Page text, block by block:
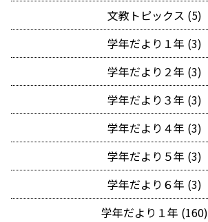
文教トピックス (5)
学年だより１年 (3)
学年だより２年 (3)
学年だより３年 (3)
学年だより４年 (3)
学年だより５年 (3)
学年だより６年 (3)
学年だより１年 (160)